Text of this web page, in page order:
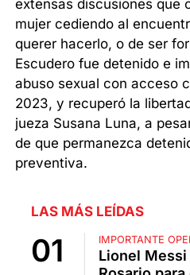
extensas discusiones que
mujer cediendo al
querer hacerlo, o de ser
Escudero fue detenido e
abuso sexual con acceso
2023, y recuperó la
jueza Susana Luna, a
de que permanezca
preventiva.
LAS MÁS LEÍDAS
IMPORTANTE
Lionel